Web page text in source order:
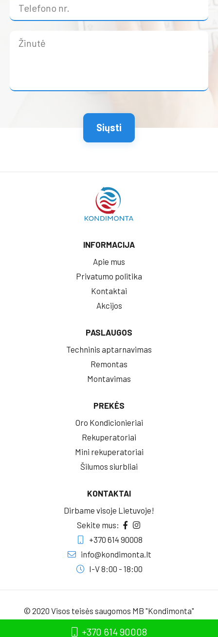
INFORMACIJA
Apie mus
Privatumo politika
Kontaktai
Akcijos
PASLAUGOS
Techninis aptarnavimas
Remontas
Montavimas
PREKĖS
Oro Kondicionieriai
Rekuperatoriai
Mini rekuperatoriai
Šilumos siurbliai
KONTAKTAI
Dirbame visoje Lietuvoje!
Sekite mus:
+370 614 90008
info@kondimonta.lt
I-V 8:00 - 18:00
© 2020 Visos teisės saugomos MB "Kondimonta"
+370 614 90008